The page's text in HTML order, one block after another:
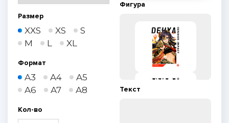
Размер
XXS XS
S
M
L XL
Формат
A3 A4
A5
A6
A7 A8
Кол-во
Фигура
Текст